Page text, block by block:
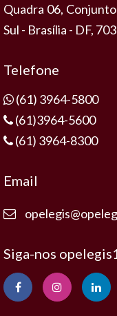
Quadra 06,
Sul - Brasília - DF,
Telefone
(61) 3964-5800
(61)3964-5600
(61) 3964-8300
Email
Siga-nos